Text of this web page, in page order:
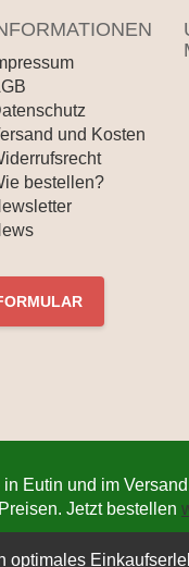
optimales
und Kosten
bestellen?
Eutin und im
Jetzt bestellen